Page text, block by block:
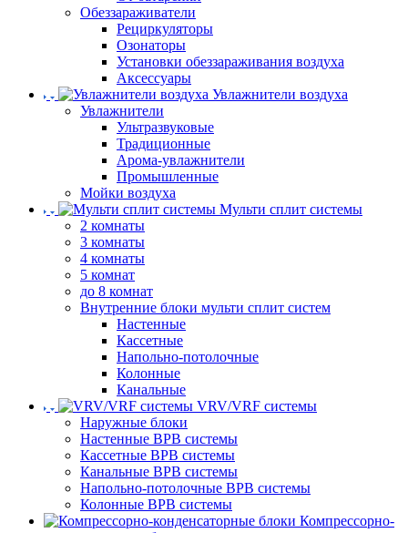
Обеззараживатели
Рециркуляторы
Озонаторы
Установки обеззараживания воздуха
Аксессуары
Увлажнители воздуха
Увлажнители
Ультразвуковые
Традиционные
Арома-увлажнители
Промышленные
Мойки воздуха
Мульти сплит системы
2 комнаты
3 комнаты
4 комнаты
5 комнат
до 8 комнат
Внутренние блоки мульти сплит систем
Настенные
Кассетные
Напольно-потолочные
Колонные
Канальные
VRV/VRF системы
Наружные блоки
Настенные ВРВ системы
Кассетные ВРВ системы
Канальные ВРВ системы
Напольно-потолочные ВРВ системы
Колонные ВРВ системы
Компрессорно-